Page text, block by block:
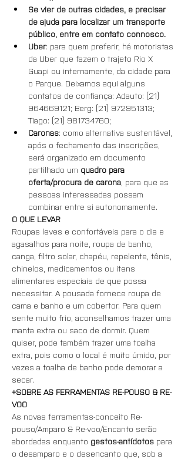
Se vier de outras cidades, e precisar
de ajuda para localizar um transporte
público, entre em contato connosco.
Uber: para quem preferir, há motoristas
da Uber que fazem o trajeto Rio X
Guapi ou internamente, da cidade para
o Parque. Deixamos aqui alguns
contatos de confiança: Adauto: (21)
964669121; Berg: (21) 972951313;
Tiago: (21) 981734760;
Caronas: como alternativa sustentável,
após o fechamento das inscrições,
será organizado em documento
partilhado um quadro para
oferta/procura de carona , para que as
pessoas interessadas possam
combinar entre si autonomamente.
O QUE LEVAR
Roupas leves e confortáveis para o dia e
agasalhos para noite, roupa de banho,
canga, filtro solar, chapéu, repelente, tênis,
chinelos, medicamentos ou itens
alimentares especiais de que possa
necessitar. A pousada fornece roupa de
cama e banho e um cobertor. Para quem
sente muito frio, aconselhamos trazer uma
manta extra ou saco de dormir. Quem
quiser, pode também trazer uma toalha
extra, pois como o local é muito úmido, por
vezes a toalha de banho pode demorar a
secar.
+SOBRE AS FERRAMENTAS RE-POUSO & RE-
VOO
As novas ferramentas-conceito Re-
pouso/Amparo & Re-voo/Encanto serão
abordadas enquanto gestos-antídotos para
o desamparo e o desencanto que, sob a